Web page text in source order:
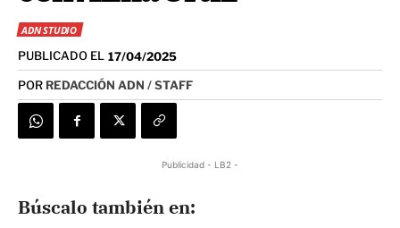
ADN STUDIO
PUBLICADO EL 17/04/2025
POR REDACCIÓN ADN / STAFF
Publicidad - LB2 -
Búscalo también en: